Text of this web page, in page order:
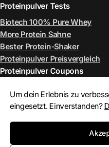
Um dein Erlebnis zu
eingesetzt. Einverstanden?
Proteinpulver Tests
Biotech 100% Pure Whey
More Protein Sahne
Bester Protein-Shaker
Proteinpulver Preisvergleich
Proteinpulver Coupons
More Rabattcode August
MyProtein Rabattcode
Bulk Rabattcode August 2026